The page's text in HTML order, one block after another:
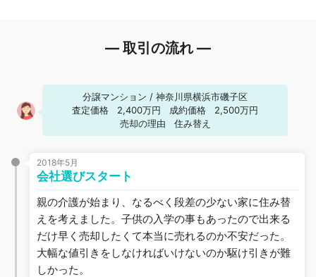
― 取引の流れ ―
分譲マンション / 神奈川県横浜市磯子区
査定価格
2,400万円 成約価格
2,500万円
売却の理由
住み替え
2018年5月
会社選びスタート
親の介護が始まり、なるべく段差の少ない家に住み替
えを考えました。子供の入学の事もあったので出来る
だけ早く売却したくて本当に売れるのか不安だった。
大幅な値引きをしなければいけないのか駆け引きが難
しかった。